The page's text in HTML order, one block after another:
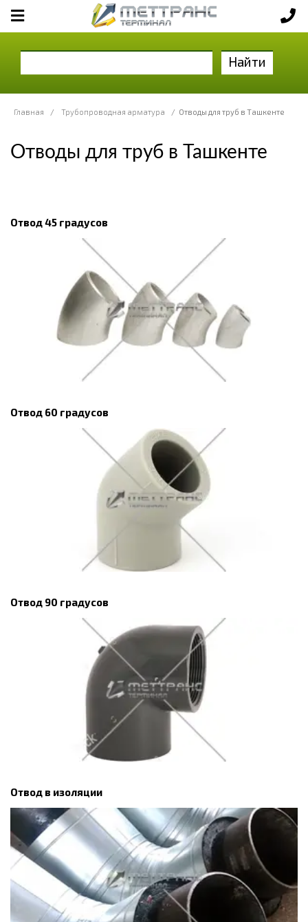
Найти
Главная / Трубопроводная арматура / Отводы для труб в Ташкенте
Отводы для труб в Ташкенте
Отвод 45 градусов
Отвод 60 градусов
Отвод 90 градусов
Отвод в изоляции